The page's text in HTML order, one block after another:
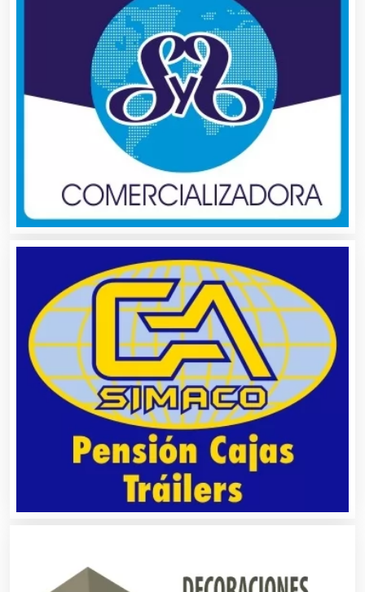
Alquiler de Trajes de Etiqueta
Alta Costura
Análisis Clínicos
Análisis de Aguas
Animadores de Eventos
Aparatos y Equipos Eléctricos